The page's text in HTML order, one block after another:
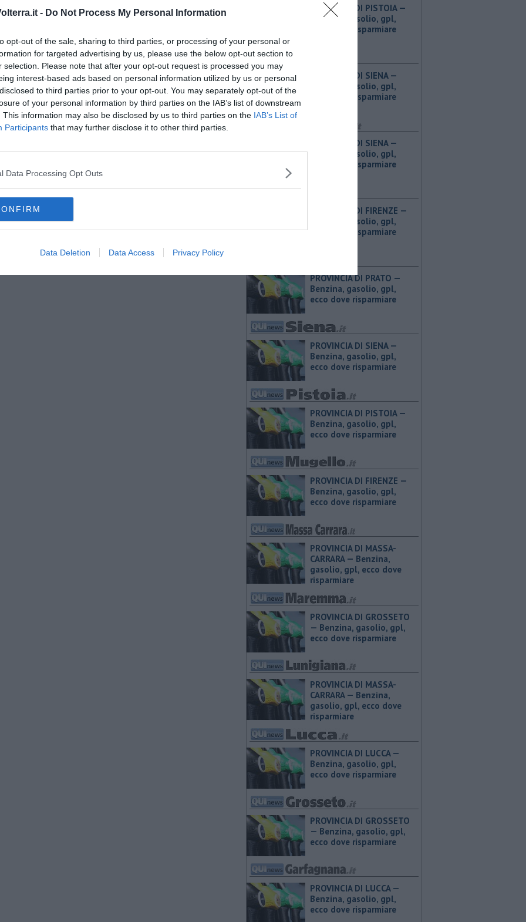
- Do Not Process My Personal Information
opt-out of the sale, sharing to third parties, or processing of your personal or
for targeted advertising by us, please use the below opt-out section to
selection. Please note that after your opt-out request is processed you may
interest-based ads based on personal information utilized by us or personal
to third parties prior to your opt-out. You may separately opt-out of the
of your personal information by third parties on the IAB’s list of downstream
This information may also be disclosed by us to third parties on the IAB’s List of
Participants that may further disclose it to other third parties.
Data Processing Opt Outs
Data Deletion Data Access Privacy Policy
PROVINCIA DI PISTOIA — ​
Benzina, gasolio, gpl,
ecco dove risparmiare
PROVINCIA DI SIENA — ​
Benzina, gasolio, gpl,
ecco dove risparmiare
PROVINCIA DI SIENA — ​
Benzina, gasolio, gpl,
ecco dove risparmiare
PROVINCIA DI FIRENZE — ​
Benzina, gasolio, gpl,
ecco dove risparmiare
PROVINCIA DI PRATO — ​
Benzina, gasolio, gpl,
ecco dove risparmiare
PROVINCIA DI SIENA — ​
Benzina, gasolio, gpl,
ecco dove risparmiare
PROVINCIA DI PISTOIA — ​
Benzina, gasolio, gpl,
ecco dove risparmiare
PROVINCIA DI FIRENZE — ​
Benzina, gasolio, gpl,
ecco dove risparmiare
PROVINCIA DI MASSA-
CARRARA — ​Benzina,
gasolio, gpl, ecco dove
risparmiare
PROVINCIA DI GROSSETO
— ​Benzina, gasolio, gpl,
ecco dove risparmiare
PROVINCIA DI MASSA-
CARRARA — ​Benzina,
gasolio, gpl, ecco dove
risparmiare
PROVINCIA DI LUCCA — ​
Benzina, gasolio, gpl,
ecco dove risparmiare
PROVINCIA DI GROSSETO
— ​Benzina, gasolio, gpl,
ecco dove risparmiare
PROVINCIA DI LUCCA — ​
Benzina, gasolio, gpl,
ecco dove risparmiare